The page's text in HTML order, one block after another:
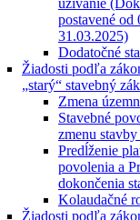
užívanie
postavené od
31.03.2025)
Dodatočné
Žiadosti podľa
„starý“ stavebný
Zmena
Stavebné
zmenu
Predĺženie
povolenia a
dokončenia
Kolaudačné
Žiadosti podľa